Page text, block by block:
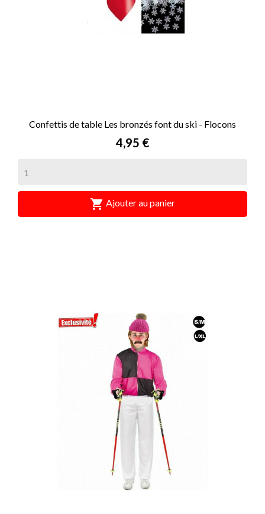
Confettis de table Les bronzés font du ski - Flocons
Prix
4,95 €
 Ajouter au panier